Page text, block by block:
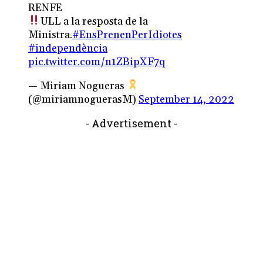
RENFE
ULL a la resposta de la
Ministra.#EnsPrenenPerIdiotes
#independència
pic.twitter.com/n1ZBipXF7q
— Miriam Nogueras
(@miriamnoguerasM) September 14, 2022
- Advertisement -